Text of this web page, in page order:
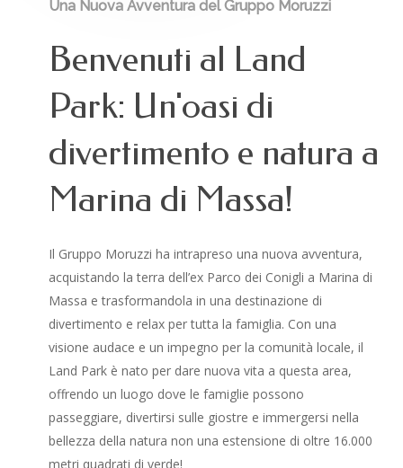
Una Nuova Avventura del Gruppo Moruzzi
Benvenuti al Land
Park: Un'oasi di
divertimento e natura a
Marina di Massa!
Il Gruppo Moruzzi ha intrapreso una nuova avventura,
acquistando la terra dell’ex Parco dei Conigli a Marina di
Massa e trasformandola in una destinazione di
divertimento e relax per tutta la famiglia. Con una
visione audace e un impegno per la comunità locale, il
Land Park è nato per dare nuova vita a questa area,
offrendo un luogo dove le famiglie possono
passeggiare, divertirsi sulle giostre e immergersi nella
bellezza della natura non una estensione di oltre 16.000
metri quadrati di verde!